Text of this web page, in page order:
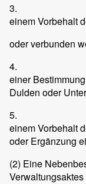
3.
einem Vorbehalt
oder verbunden
4.
einer
Dulden oder
5.
einem Vorbehalt
oder Ergänzung
(2) Eine